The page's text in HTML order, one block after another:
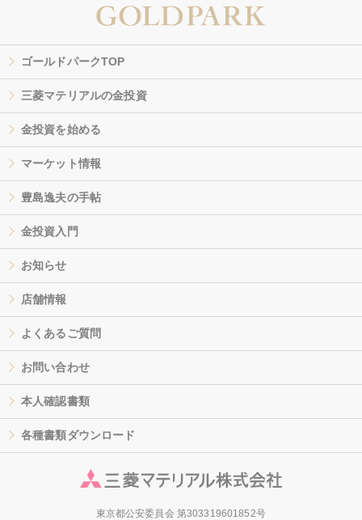
ゴールドパークTOP
三菱マテリアルの金投資
金投資を始める
マーケット情報
豊島逸夫の手帖
金投資入門
お知らせ
店舗情報
よくあるご質問
お問い合わせ
本人確認書類
各種書類ダウンロード
東京都公安委員会 第303319601852号